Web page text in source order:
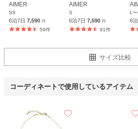
AIMER
SS
6泊7日 7,590 円
59件
AIMER
S
6泊7日7,590円
91件
L〜
6
サイズ比較
コーディネートで使用しているアイテム